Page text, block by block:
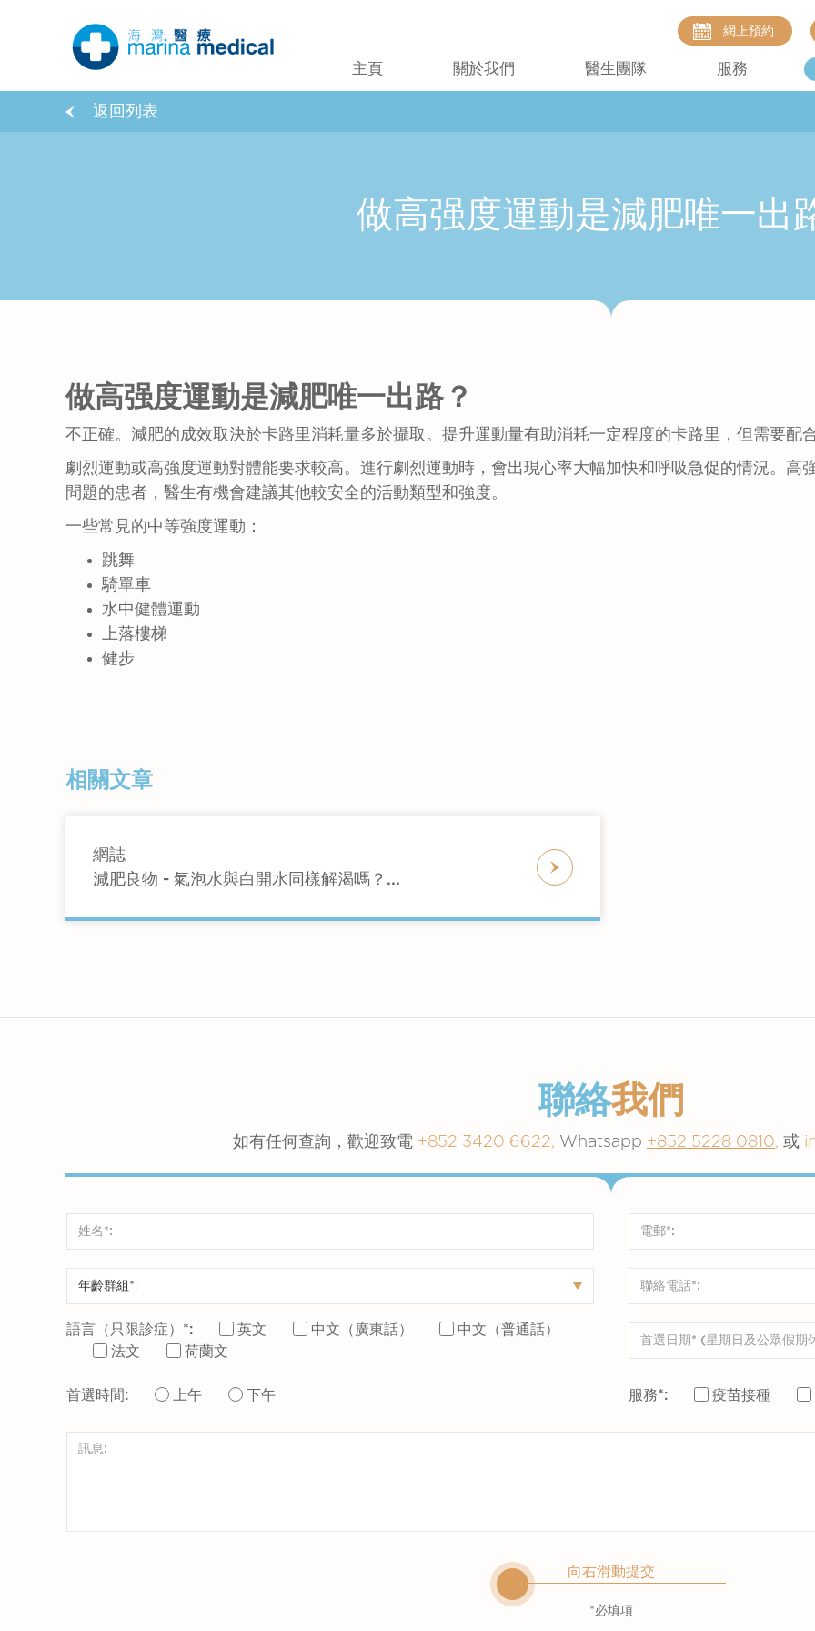
網上預約
主頁 關於我們 醫生團隊 服務
返回列表
做高强度運動是減肥唯一出
做高强度運動是減肥唯一出路？
不正確。減肥的成效取決於卡路里消耗量多於攝取。提升運動量有助消耗一定程度的卡路里，但需要配
劇烈運動或高強度運動對體能要求較高。進行劇烈運動時，會出現心率大幅加快和呼吸急促的情況。高
問題的患者，醫生有機會建議其他較安全的活動類型和強度。
一些常見的中等強度運動：
跳舞
騎單車
水中健體運動
上落樓梯
健步
相關文章
網誌
減肥良物 - 氣泡水與白開水同樣解渴嗎？...
聯絡我們
如有任何查詢，歡迎致電 +852 3420 6622, Whatsapp +852 5228 0810, 或
語言（只限診症）*: 英文 中文（廣東話）
中文（普通話）
法文
荷蘭文
首選時間: 上午 下午 服務*: 疫苗接種
向右滑動提交
*必填項